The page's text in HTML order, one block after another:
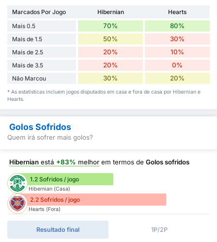
Marcados Por Jogo Hibernian
Hearts
Mais 0.5
70% 80%
Mais de 1.5 50% 30%
Mais de 2.5 20% 10%
Mais de 3.5 20% 0%
Não Marcou 30% 20%
* As estatísticas incluem jogos disputados em casa e fora de casa por Hibernian e
Hearts.
Golos Sofridos
Quem irá sofrer mais golos?
Hibernian está +83% melhor em termos de Golos sofridos
1.2 Sofridos / jogo
Hibernian (Casa)
2.2 Sofridos / jogo
Hearts (Fora)
Resultado final 1P/2P